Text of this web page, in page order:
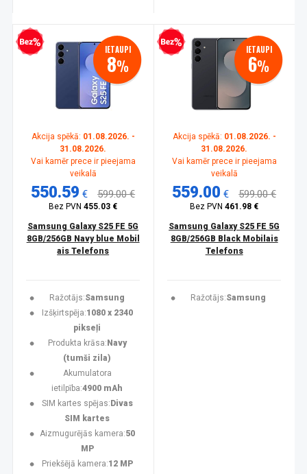
kredīts IETAUPI
8%
Akcija spēkā: 01.08.2026. -
31.08.2026.
Vai kamēr prece ir pieejama
veikalā
550.59 € 599.00 €
Bez PVN455.03 €
Samsung Galaxy S25 FE 5G
8GB/256GB Navy blue Mobil
ais Telefons
Ražotājs:Samsung
Izšķirtspēja:1080 x 2340
pikseļi
Produkta krāsa: Navy
(tumši zila)
Akumulatora
ietilpība:4900 mAh
SIM kartes spējas: Divas
SIM kartes
Aizmugurējās kamera:50
MP
Priekšējā kamera:12 MP
Bezprocentu kredīts IETAUPI
6%
Akcija spēkā: 01.08.2026. -
31.08.2026.
Vai kamēr prece ir pieejama
veikalā
559.00 € 599.00 €
Bez PVN461.98 €
Samsung Galaxy S25 FE 5G
8GB/256GB Black Mobilais
Telefons
Ražotājs:Samsung